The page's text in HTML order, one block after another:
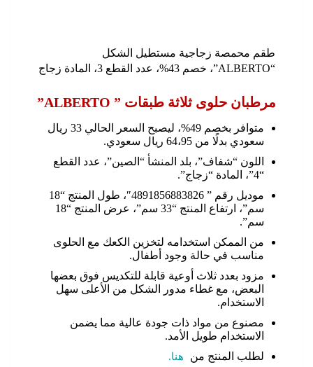
طقم محمصة زجاجية مستطيل الشكل
“ALBERTO”، خصم 43%، عدد القطع 3، المادة زجاج
مرطبان حلوى ثلاثة طبقات ” ALBERTO”
متوافر بخصم 49%، ليصبح السعر الحالي 33 ريال
سعودي بدلًا من 64،95 ريال سعودي.
اللون “شفاف”، بلد المنشأ “الصين”، عدد القطع
“4”، المادة “زجاج”.
موديل رقم ” 4891856883826″، طول المنتج “18
سم”، ارتفاع المنتج “33 سم”، عرض المنتج “18
سم”.
من الممكن استخدامه لتخزين الكعك مع الحلوى
مناسب في حالة وجود أطفال.
مزود بعدد ثلاث أوعية قابلة للتكديس فوق بعضها
البعض، مع غطاء مدور الشكل من الأعلى سهل
الاستخدام.
مصنوع من مواد ذات جودة عالية مما يضمن
الاستخدام طويل الأمد.
لطلب المنتج من
هنا.